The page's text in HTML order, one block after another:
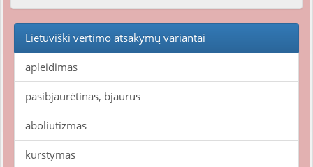
Lietuviški vertimo atsakymų variantai
apleidimas
pasibjaurėtinas, bjaurus
aboliutizmas
kurstymas